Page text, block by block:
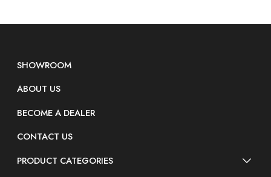
SHOWROOM
ABOUT US
BECOME A DEALER
CONTACT US
PRODUCT CATEGORIES